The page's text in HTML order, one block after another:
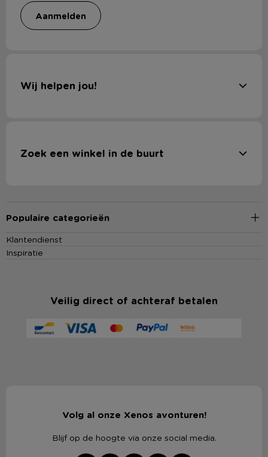
aanmelden
Wij helpen jou!
Zoek een winkel in de buurt
Populaire categorieën
Klantendienst
Inspiratie
Veilig direct of achteraf betalen
Volg al onze Xenos avonturen!
Blijf op de hoogte via onze social media.